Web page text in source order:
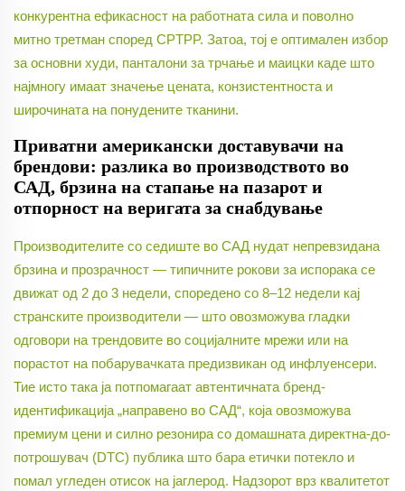
конкурентна ефикасност на работната сила и поволно
митно третман според CPTPP. Затоа, тој е оптимален избор
за основни худи, панталони за трчање и маицки каде што
најмногу имаат значење цената, конзистентноста и
широчината на понудените тканини.
Приватни американски доставувачи на
брендови: разлика во производството во
САД, брзина на стапање на пазарот и
отпорност на веригата за снабдување
Производителите со седиште во САД нудат непревзидана
брзина и прозрачност — типичните рокови за испорака се
движат од 2 до 3 недели, споредено со 8–12 недели кај
странските производители — што овозможува гладки
одговори на трендовите во социјалните мрежи или на
порастот на побарувачката предизвикан од инфлуенсери.
Тие исто така ја потпомагаат автентичната бренд-
идентификација „направено во САД“, која овозможува
премиум цени и силно резонира со домашната директна-до-
потрошувач (DTC) публика што бара етички потекло и
помал угледен отисок на јаглерод. Надзорот врз квалитетот